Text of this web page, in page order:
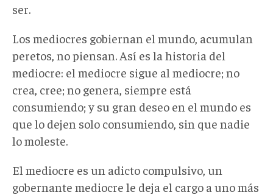
ser.
Los mediocres gobiernan el mundo, acumulan
peretos, no piensan. Así es la historia del
mediocre: el mediocre sigue al mediocre; no
crea, cree; no genera, siempre está
consumiendo; y su gran deseo en el mundo es
que lo dejen solo consumiendo, sin que nadie
lo moleste.
El mediocre es un adicto compulsivo, un
gobernante mediocre le deja el cargo a uno más